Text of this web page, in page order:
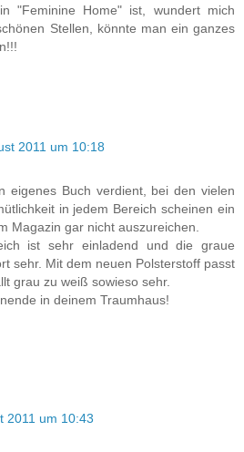
"Feminine Home" ist, wundert mich
Stellen, könnte man ein ganzes
2011 um 10:18
eigenes Buch verdient, bei den vielen
in jedem Bereich scheinen ein
Magazin gar nicht auszureichen.
ist sehr einladend und die graue
sehr. Mit dem neuen Polsterstoff passt
grau zu weiß sowieso sehr.
in deinem Traumhaus!
2011 um 10:43